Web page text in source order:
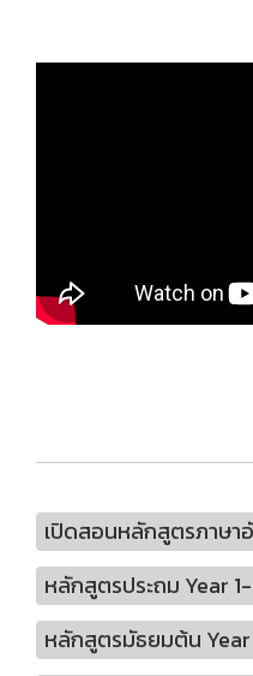
เปิดสอนหลักสูตรภาษา
หลักสูตรประถม Year
หลักสูตรมัธยมต้น